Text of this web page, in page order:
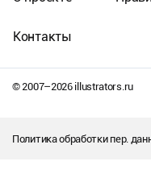
© 2007–2026illustrators.ru
Контакты
Политика обработки пер.